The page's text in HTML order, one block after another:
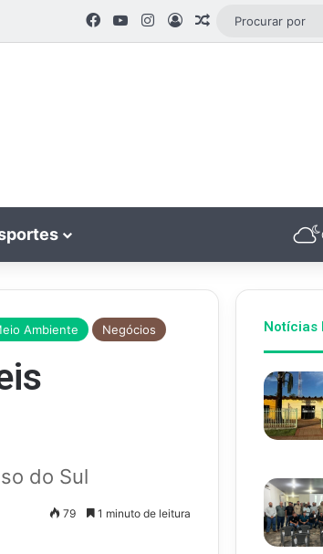
Facebook
YouTubeInstagram
EntrarArtigo aleatório
Ambiente Negócios
do Sul
79 1 minuto de leitura
Notícias